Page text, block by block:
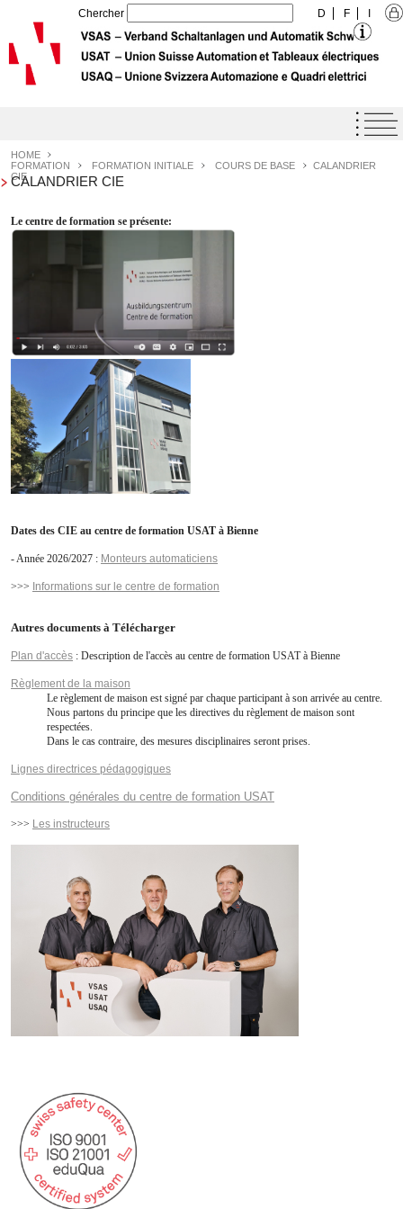
Chercher D F
Agenda
Label de qualité USAT
Formation initiale
Formation supérieure
Formation continue
Centre de formation
Examens formation supérieure
Téléchargements
Offres d'emploi - Apprentissage
Contact
Links
HOME
FORMATION
FORMATION INITIALE COURS DE BASE
CALANDRIER
CIE
CALANDRIER CIE
Le centre de formation se présente:
Dates des CIE au centre de formation USAT à Bienne
- Année 2026/2027 : Monteurs automaticiens
>>> Informations sur le centre de formation
Autres documents à Télécharger
Plan d'accès : Description de l'accès au centre de formation USAT à Bienne
Règlement de la maison
Le règlement de maison est signé par chaque participant à son arrivée au centre.
Nous partons du principe que les directives du règlement de maison sont
respectées.
Dans le cas contraire, des mesures disciplinaires seront prises.
Lignes directrices pédagogiques
Conditions générales du centre de formation USAT
>>> Les instructeurs